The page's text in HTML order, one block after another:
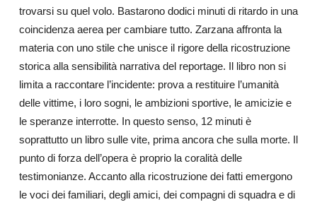
trovarsi su quel volo. Bastarono dodici minuti di ritardo in una
coincidenza aerea per cambiare tutto. Zarzana affronta la
materia con uno stile che unisce il rigore della ricostruzione
storica alla sensibilità narrativa del reportage. Il libro non si
limita a raccontare l’incidente: prova a restituire l’umanità
delle vittime, i loro sogni, le ambizioni sportive, le amicizie e
le speranze interrotte. In questo senso, 12 minuti è
soprattutto un libro sulle vite, prima ancora che sulla morte. Il
punto di forza dell’opera è proprio la coralità delle
testimonianze. Accanto alla ricostruzione dei fatti emergono
le voci dei familiari, degli amici, dei compagni di squadra e di